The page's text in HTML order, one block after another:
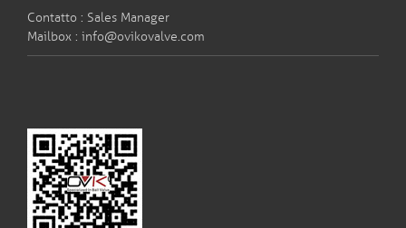
Contatto : Sales Manager
Mailbox : info@ovikovalve.com